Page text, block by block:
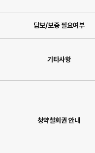
담보/보증 필요여부
기타사항
청약철회권 안내